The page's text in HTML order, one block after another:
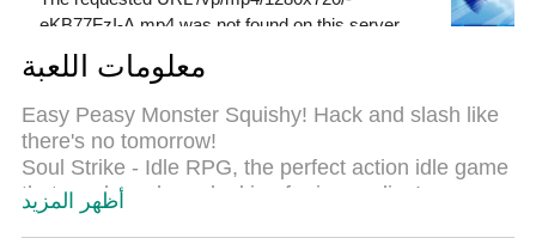
معلومات اللعبة
Easy Peasy Monster Squishy! Hack and slash like
there's no tomorrow!
Soul Strike - Idle RPG, the perfect action idle game
that you have been looking for is now live!
Slay and strike vampires, titans, zombies, slimes,
أظهر المزيد